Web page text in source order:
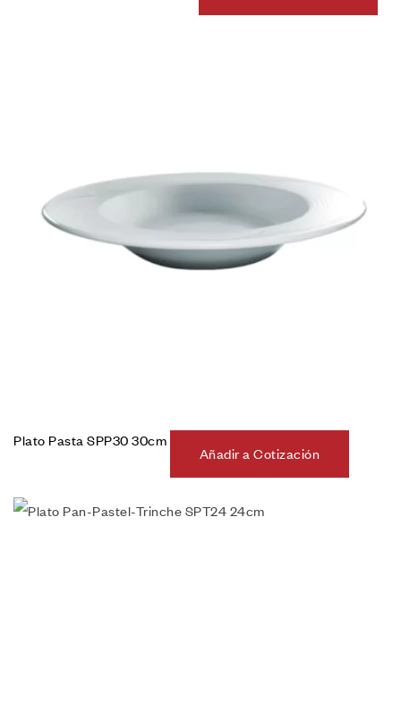
Plato Pasta SPP30 30cm
Añadir a Cotización